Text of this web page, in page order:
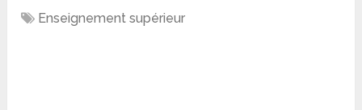
Enseignement supérieur